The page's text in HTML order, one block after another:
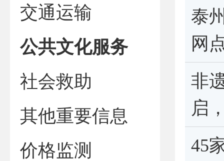
交通运输
公共文化服务
社会救助
其他重要信息
价格监测
泰
网
非
启
45